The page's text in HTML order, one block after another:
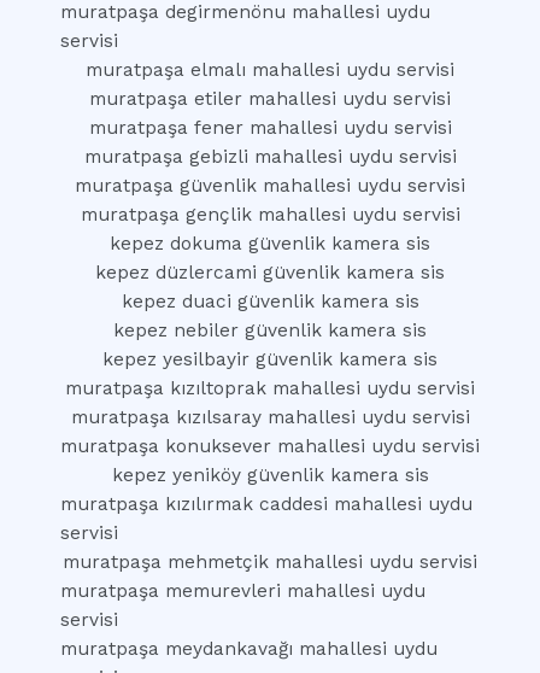
muratpaşa degirmenönu mahallesi uydu
servisi
muratpaşa elmalı mahallesi uydu servisi
muratpaşa etiler mahallesi uydu servisi
muratpaşa fener mahallesi uydu servisi
muratpaşa gebizli mahallesi uydu servisi
muratpaşa güvenlik mahallesi uydu servisi
muratpaşa gençlik mahallesi uydu servisi
kepez dokuma güvenlik kamera sis
kepez düzlercami güvenlik kamera sis
kepez duaci güvenlik kamera sis
kepez nebiler güvenlik kamera sis
kepez yesilbayir güvenlik kamera sis
muratpaşa kızıltoprak mahallesi uydu servisi
muratpaşa kızılsaray mahallesi uydu servisi
muratpaşa konuksever mahallesi uydu servisi
kepez yeniköy güvenlik kamera sis
muratpaşa kızılırmak caddesi mahallesi uydu
servisi
muratpaşa mehmetçik mahallesi uydu servisi
muratpaşa memurevleri mahallesi uydu
servisi
muratpaşa meydankavağı mahallesi uydu